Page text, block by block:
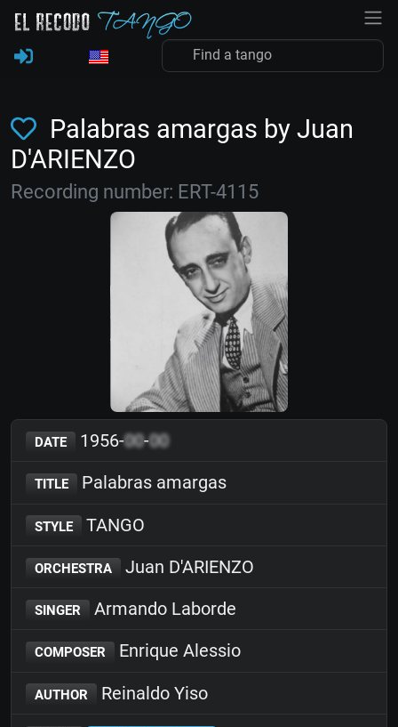
Palabras amargas by Juan
D'ARIENZO
Recording number: ERT-4115
DATE 1956-00-00
TITLE Palabras amargas
STYLE TANGO
ORCHESTRA Juan D'ARIENZO
SINGER Armando Laborde
COMPOSER Enrique Alessio
AUTHOR Reinaldo Yiso